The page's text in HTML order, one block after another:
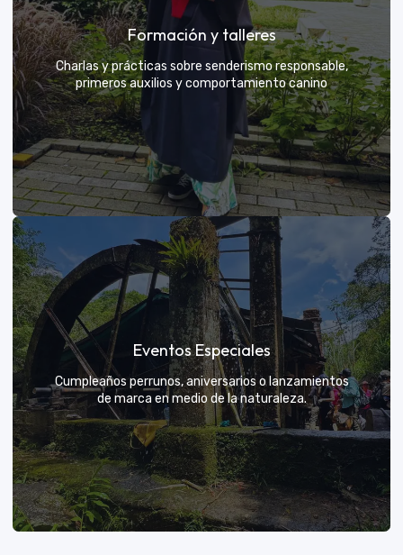
Tú eliges el parche y nosotros nos encargamos de
una aventura exclusiva
Formación y talleres
Charlas y prácticas sobre senderismo responsable,
primeros auxilios y comportamiento canino
Formación y talleres
Aprende de expertos a ser el mejor guía para tu
propio explorador
VER MÁS
Eventos Especiales
Cumpleaños perrunos, aniversarios o lanzamientos
de marca en medio de la naturaleza.